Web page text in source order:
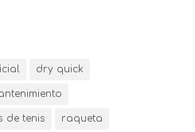
dry quick
de tenis raqueta